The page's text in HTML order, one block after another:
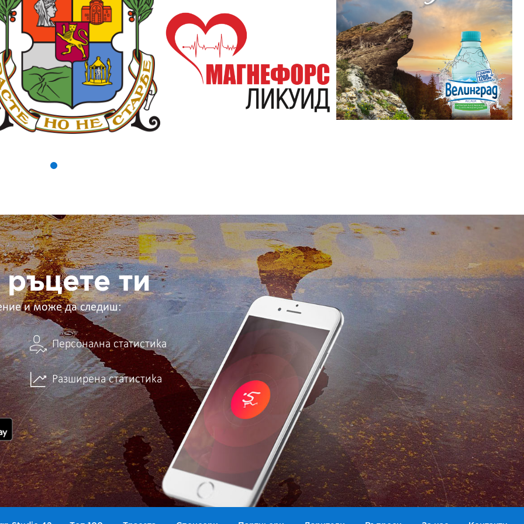
ръцете ти
и може да следиш:
Персонална статистика
Разширена статистика